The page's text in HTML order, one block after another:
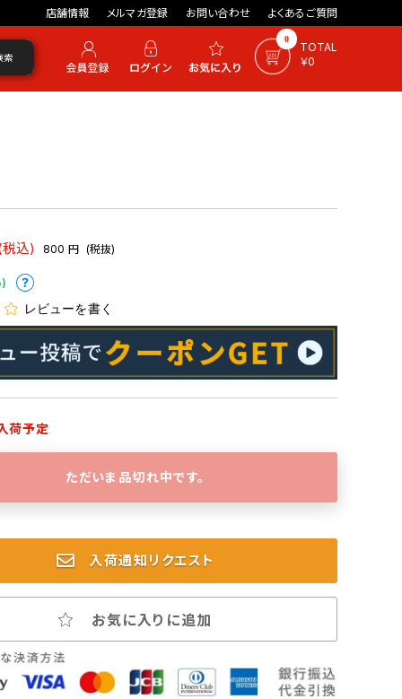
店舗情報 メルマガ登録 お問い合わせ よくあるご質問
0
TOTAL
￥0
索
込) 800 円 (税抜)
レビューを書く
荷予定
ただいま品切れ中です。
入荷通知リクエスト
お気に入りに追加